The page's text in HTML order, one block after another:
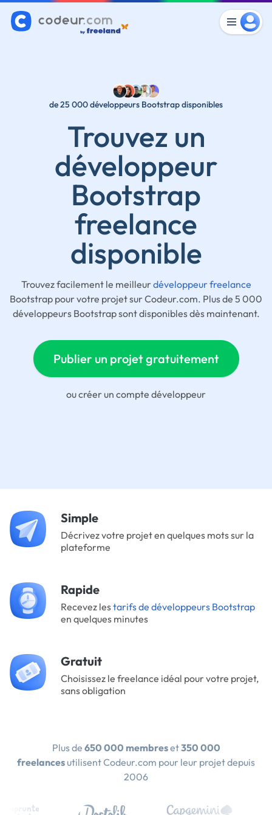
de 25 000 développeurs Bootstrap disponibles
Trouvez un
développeur
Bootstrap
freelance
disponible
Trouvez facilement le meilleurdéveloppeur freelance
Bootstrap pour votre projet sur Codeur.com. Plus de 5 000
développeurs Bootstrap sont disponibles dès maintenant.
Publier un projet gratuitement
oucréer un compte développeur
Simple
Décrivez votre projet en quelques mots sur la
plateforme
Rapide
Recevez lestarifs de développeurs Bootstrap
en quelques minutes
Gratuit
Choisissez le freelance idéal pour votre projet,
sans obligation
Plus de 650 000 membreset350 000
freelances utilisent Codeur.com pour leur projet depuis
2006